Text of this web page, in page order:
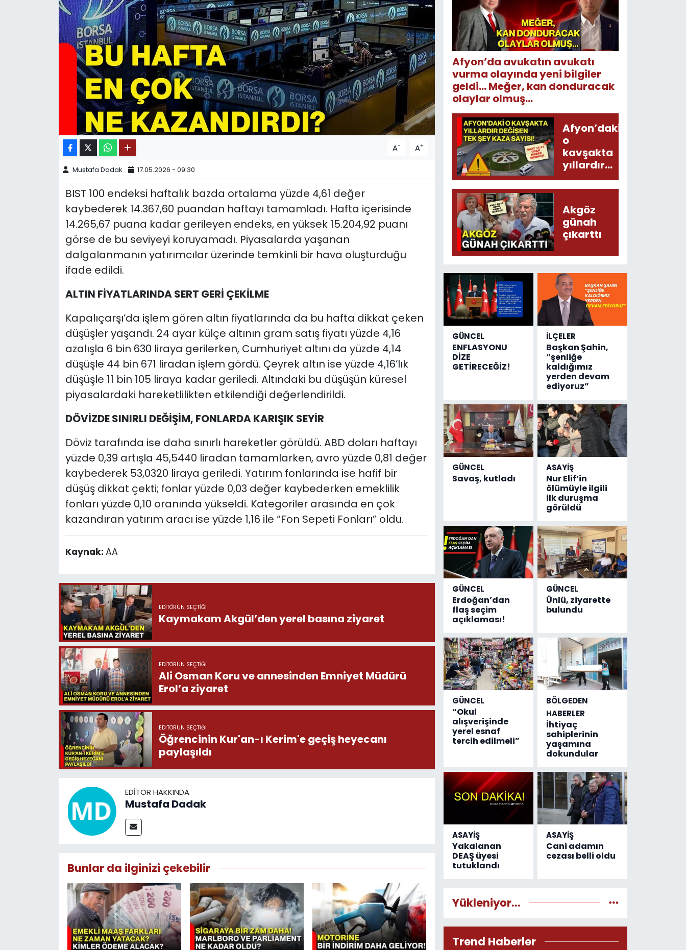
A- A+
Mustafa Dadak 17.05.2026 - 09:30
BIST 100 endeksi haftalık bazda ortalama yüzde 4,61 değer
kaybederek 14.367,60 puandan haftayı tamamladı. Hafta içerisinde
14.265,67 puana kadar gerileyen endeks, en yüksek 15.204,92 puanı
görse de bu seviyeyi koruyamadı. Piyasalarda yaşanan
dalgalanmanın yatırımcılar üzerinde temkinli bir hava oluşturduğu
ifade edildi.
ALTIN FİYATLARINDA SERT GERİ ÇEKİLME
Kapalıçarşı’da işlem gören altın fiyatlarında da bu hafta dikkat çeken
düşüşler yaşandı. 24 ayar külçe altının gram satış fiyatı yüzde 4,16
azalışla 6 bin 630 liraya gerilerken, Cumhuriyet altını da yüzde 4,14
düşüşle 44 bin 671 liradan işlem gördü. Çeyrek altın ise yüzde 4,16’lık
düşüşle 11 bin 105 liraya kadar geriledi. Altındaki bu düşüşün küresel
piyasalardaki hareketlilikten etkilendiği değerlendirildi.
DÖVİZDE SINIRLI DEĞİŞİM, FONLARDA KARIŞIK SEYİR
Döviz tarafında ise daha sınırlı hareketler görüldü. ABD doları haftayı
yüzde 0,39 artışla 45,5440 liradan tamamlarken, avro yüzde 0,81 değer
kaybederek 53,0320 liraya geriledi. Yatırım fonlarında ise hafif bir
düşüş dikkat çekti; fonlar yüzde 0,03 değer kaybederken emeklilik
fonları yüzde 0,10 oranında yükseldi. Kategoriler arasında en çok
kazandıran yatırım aracı ise yüzde 1,16 ile “Fon Sepeti Fonları” oldu.
Kaynak: AA
EDITÖRÜN SEÇTIĞI
Kaymakam Akgül’den yerel basına ziyaret
EDITÖRÜN SEÇTIĞI
Ali Osman Koru ve annesinden Emniyet Müdürü
Erol’a ziyaret
EDITÖRÜN SEÇTIĞI
Öğrencinin Kur'an-ı Kerim'e geçiş heyecanı
paylaşıldı
EDITÖR HAKKINDA
Mustafa Dadak
Bunlar da ilginizi çekebilir
Afyon’da avukatın avukatı
vurma olayında yeni bilgiler
geldi... Meğer, kan donduracak
olaylar olmuş...
Afyon’daki
o
kavşakta
yıllardır
değişen
tek şey
sayısı!
Akgöz
günah
çıkarttı
GÜNCEL
ENFLASYONU
DİZE
GETİRECEĞİZ!
İLÇELER
Başkan Şahin,
“şenliğe
kaldığımız
yerden devam
ediyoruz”
GÜNCEL
Savaş, kutladı
ASAYİŞ
Nur Elif’in
ölümüyle ilgili
ilk duruşma
görüldü
GÜNCEL
Erdoğan’dan
flaş seçim
açıklaması!
GÜNCEL
Ünlü, ziyarette
bulundu
GÜNCEL
“Okul
alışverişinde
yerel esnaf
tercih edilmeli”
BÖLGEDEN
HABERLER
İhtiyaç
sahiplerinin
yaşamına
dokundular
ASAYİŞ
Yakalanan
DEAŞ üyesi
tutuklandı
ASAYİŞ
Cani adamın
cezası belli oldu
Yükleniyor...
Trend Haberler
11:11 MANŞET